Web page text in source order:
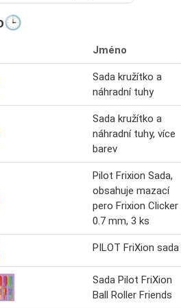
Jméno
Sada kružítko a
náhradní tuhy
Sada kružítko a
náhradní tuhy, více
barev
Pilot Frixion Sada,
obsahuje mazací
pero Frixion Clicker
0.7 mm, 3 ks
PILOT FriXion sada
Sada Pilot FriXion
Ball Roller Friends